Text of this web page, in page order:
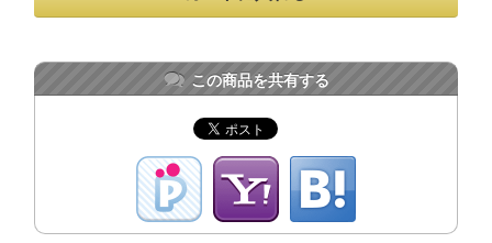
この商品を共有する